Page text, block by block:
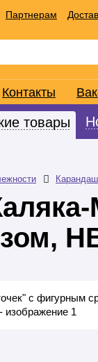
Партнерам
Контакты
товары